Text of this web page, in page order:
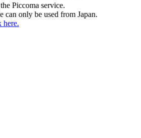
Piccoma service.
can only be used from Japan.
here.